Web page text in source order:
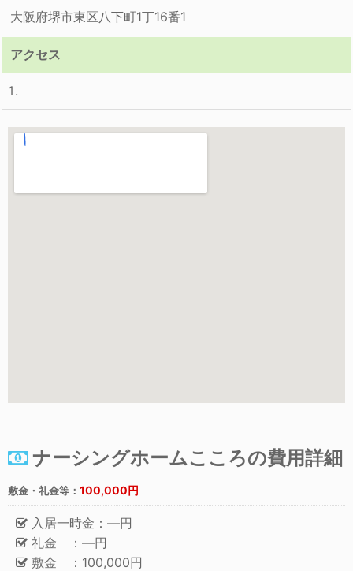
大阪府堺市東区八下町1丁16番1
アクセス
ナーシングホームこころの費用詳細
敷金・礼金等： 100,000円
入居一時金：―円
礼金 ：―円
敷金 ：100,000円